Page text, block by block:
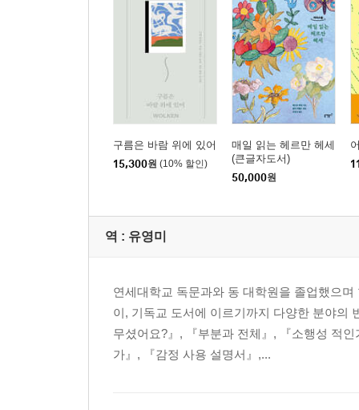
구름은 바람 위에 있어
15,300원 (10% 할인)
매일 읽는 헤르만 헤세
(큰글자도서)
50,000원
역 : 유영미
연세대학교 독문과와 동 대학원을 졸업했으
이, 기독교 도서에 이르기까지 다양한 분야의
무셨어요?』, 『부분과 전체』, 『소행성 적
가』, 『감정 사용 설명서』,...